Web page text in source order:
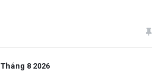
Tháng 8 2026